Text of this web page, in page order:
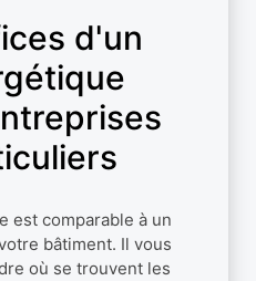
d'un
est comparable à un
bâtiment. Il vous
où se trouvent les